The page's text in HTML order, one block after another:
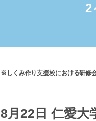
2
※しくみ作り支援校における研修
8月22日 仁愛大